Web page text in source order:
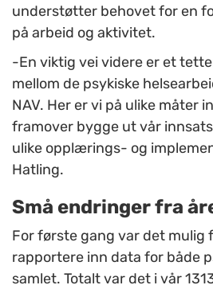
understøtter behovet for en
på arbeid og aktivitet.
-En viktig vei videre er et
mellom de psykiske
NAV. Her er vi på ulike måter
framover bygge ut vår
ulike opplærings- og
Hatling.
Små endringer fra
For første gang var det mulig
rapportere inn data for både
samlet. Totalt var det i vår